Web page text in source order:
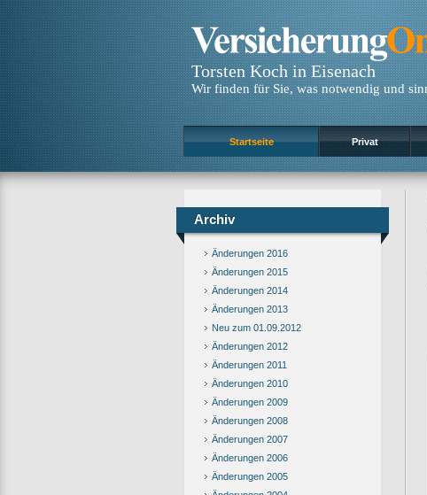
Torsten Koch in Eisenach
Wir finden für Sie, was notwendig und
Startseite Privat
Archiv
Änderungen 2016
Änderungen 2015
Änderungen 2014
Änderungen 2013
Neu zum 01.09.2012
Änderungen 2012
Änderungen 2011
Änderungen 2010
Änderungen 2009
Änderungen 2008
Änderungen 2007
Änderungen 2006
Änderungen 2005